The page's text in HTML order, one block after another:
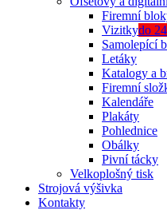
Firemní
Vizitkydo
Samolepící
Letáky
Katalogy a
Firemní
Kalendáře
Plakáty
Pohlednice
Obálky
Pivní tácky
Velkoplošný tisk
Strojová výšivka
Kontakty